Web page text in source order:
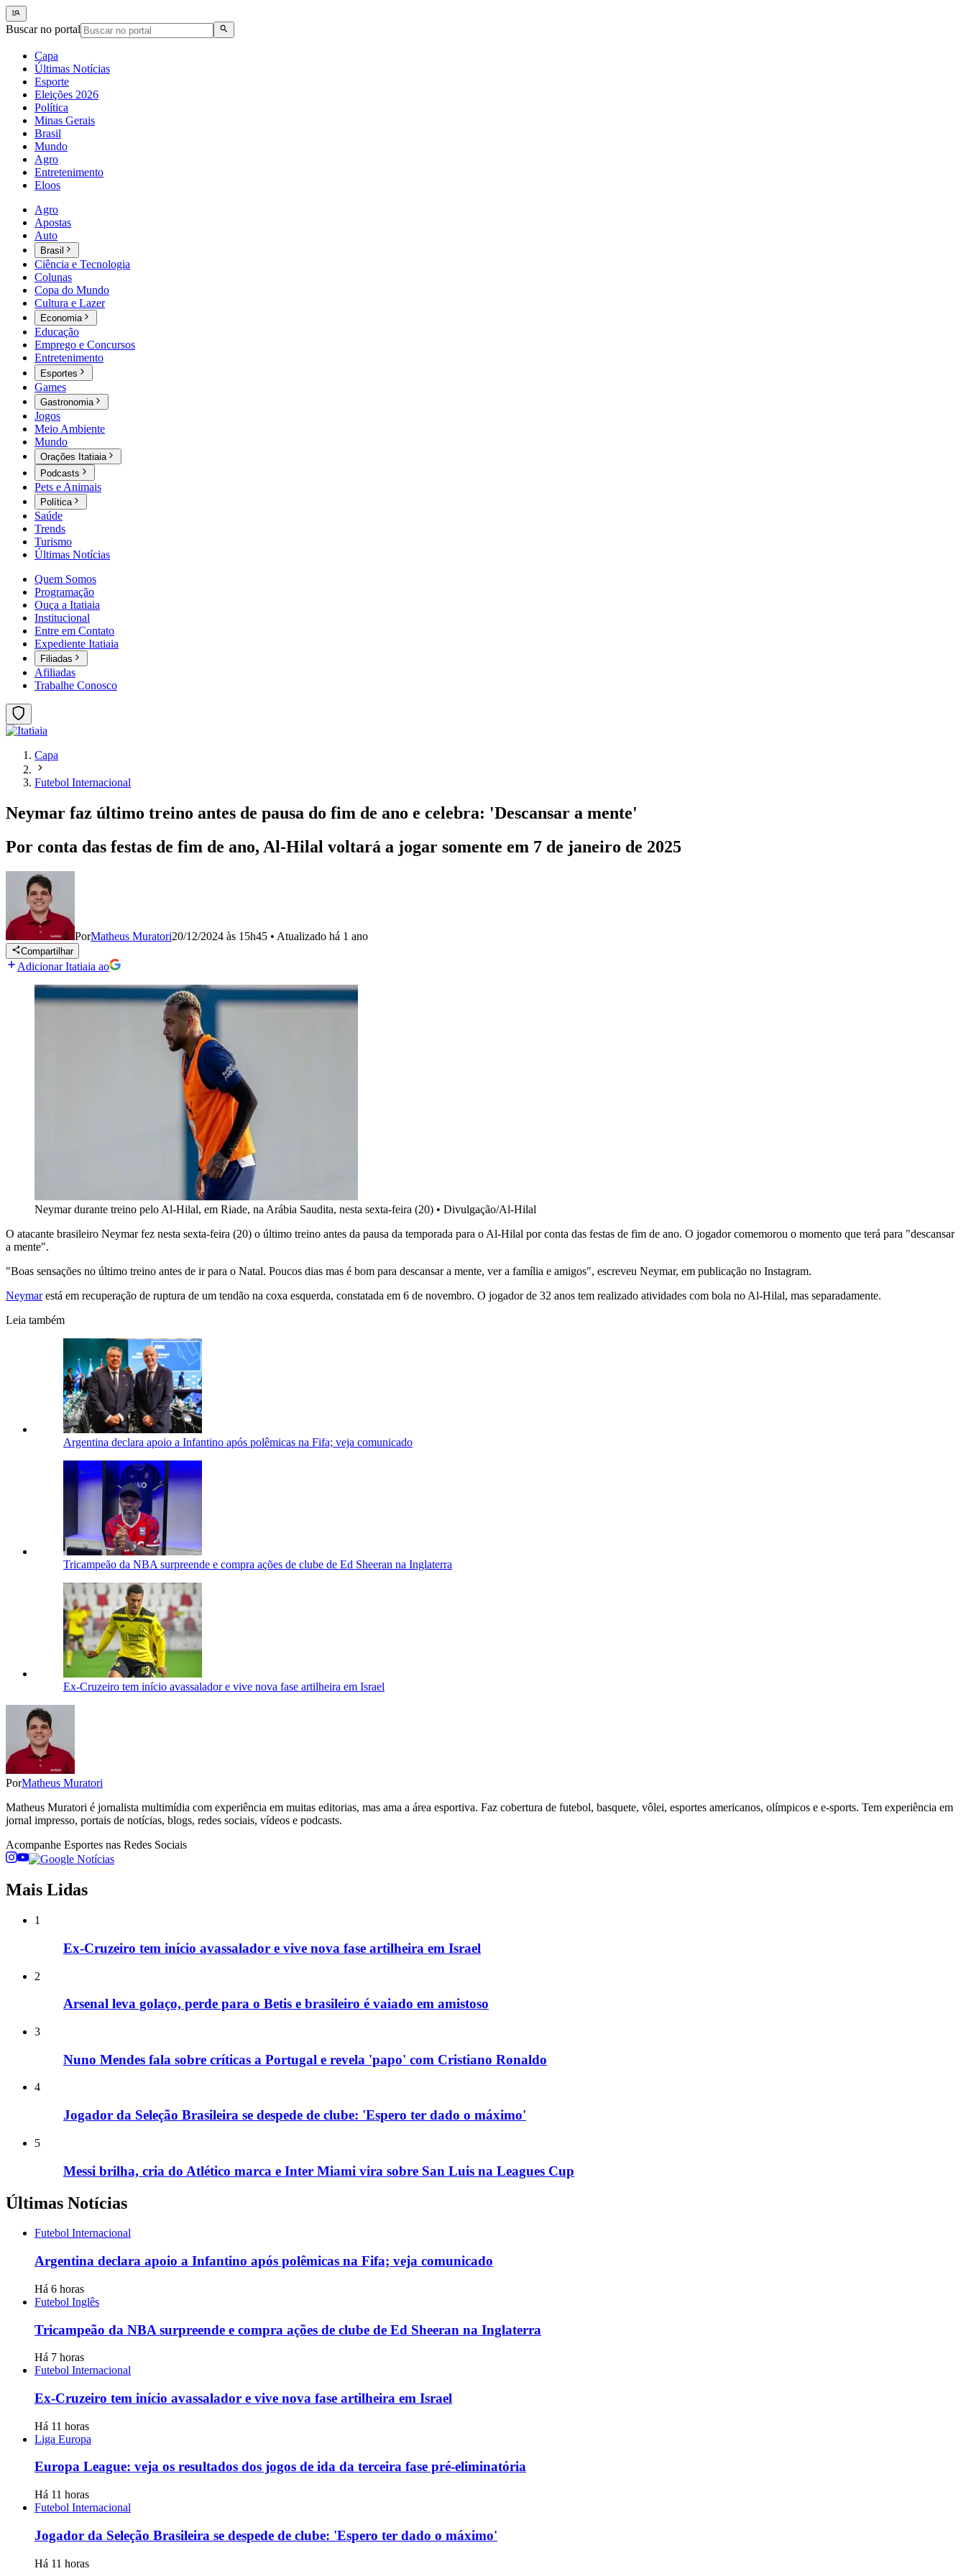
Buscar no portal
Capa
Últimas Notícias
Esporte
Eleições 2026
Política
Minas Gerais
Brasil
Mundo
Agro
Entretenimento
Eloos
Agro
Apostas
Auto
Brasil
Ciência e Tecnologia
Colunas
Copa do Mundo
Cultura e Lazer
Economia
Educação
Emprego e Concursos
Entretenimento
Esportes
Games
Gastronomia
Jogos
Meio Ambiente
Mundo
Orações Itatiaia
Podcasts
Pets e Animais
Política
Saúde
Trends
Turismo
Últimas Notícias
Quem Somos
Programação
Ouça a Itatiaia
Institucional
Entre em Contato
Expediente Itatiaia
Filiadas
Afiliadas
Trabalhe Conosco
Capa
Futebol Internacional
Neymar faz último treino antes de pausa do fim de ano e celebra: 'Descansar a mente'
Por conta das festas de fim de ano, Al-Hilal voltará a jogar somente em 7 de janeiro de 2025
PorMatheus Muratori20/12/2024 às 15h45 • Atualizado há 1 ano
Compartilhar
Adicionar Itatiaia ao
Neymar durante treino pelo Al-Hilal, em Riade, na Arábia Saudita, nesta sexta-feira (20) • Divulgação/Al-Hilal
O atacante brasileiro Neymar fez nesta sexta-feira (20) o último treino antes da pausa da temporada para o Al-Hilal por conta das festas de fim de ano. O jogador comemorou o momento que terá para "descansar
a mente".
"Boas sensações no último treino antes de ir para o Natal. Poucos dias mas é bom para descansar a mente, ver a família e amigos", escreveu Neymar, em publicação no Instagram.
Neymarestá em recuperação de ruptura de um tendão na coxa esquerda, constatada em 6 de novembro. O jogador de 32 anos tem realizado atividades com bola no Al-Hilal, mas separadamente.
Leia também
Argentina declara apoio a Infantino após polêmicas na Fifa; veja comunicado
Tricampeão da NBA surpreende e compra ações de clube de Ed Sheeran na Inglaterra
Ex-Cruzeiro tem início avassalador e vive nova fase artilheira em Israel
PorMatheus Muratori
Matheus Muratori é jornalista multimídia com experiência em muitas editorias, mas ama a área esportiva. Faz cobertura de futebol, basquete, vôlei, esportes americanos, olímpicos e e-sports. Tem experiência em
jornal impresso, portais de notícias, blogs, redes sociais, vídeos e podcasts.
Acompanhe Esportes nas Redes Sociais
Mais Lidas
1
Ex-Cruzeiro tem início avassalador e vive nova fase artilheira em Israel
2
Arsenal leva golaço, perde para o Betis e brasileiro é vaiado em amistoso
3
Nuno Mendes fala sobre críticas a Portugal e revela 'papo' com Cristiano Ronaldo
4
Jogador da Seleção Brasileira se despede de clube: 'Espero ter dado o máximo'
5
Messi brilha, cria do Atlético marca e Inter Miami vira sobre San Luis na Leagues Cup
Últimas Notícias
Futebol Internacional
Argentina declara apoio a Infantino após polêmicas na Fifa; veja comunicado
Há 6 horas
Futebol Inglês
Tricampeão da NBA surpreende e compra ações de clube de Ed Sheeran na Inglaterra
Há 7 horas
Futebol Internacional
Ex-Cruzeiro tem início avassalador e vive nova fase artilheira em Israel
Há 11 horas
Liga Europa
Europa League: veja os resultados dos jogos de ida da terceira fase pré-eliminatória
Há 11 horas
Futebol Internacional
Jogador da Seleção Brasileira se despede de clube: 'Espero ter dado o máximo'
Há 11 horas